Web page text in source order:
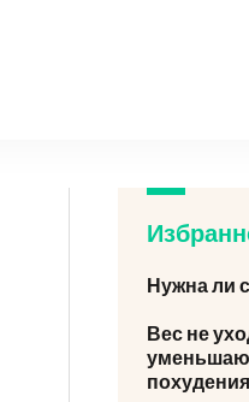
Нужна ли
Вес не
похудения